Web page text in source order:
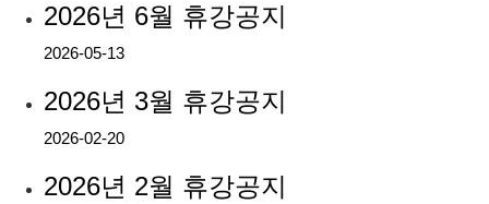
2026년 6월 휴강공지
2026-05-13
2026년 3월 휴강공지
2026-02-20
2026년 2월 휴강공지